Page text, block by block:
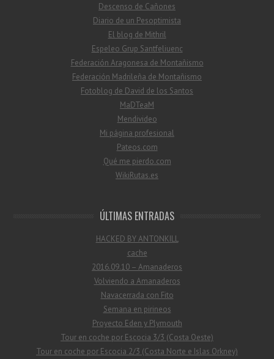
Descenso de Cañones
Diario de un Pesoptimista
El blog de Mithril
Espeleo Grup Santfeliuenc
Federación Aragonesa de Montañismo
Federación Madrileña de Montañismo
Fotoblog de David de los Santos
MaDTeaM
Mendivideo
Mi página profesional
Pateos.com
Qué me pierdo.com
WikiRutas.es
ÚLTIMAS ENTRADAS
HACKED BY ANTONKILL
cache
2016.09.10 – Amanaderos
Volviendo a Amanaderos
Navacerrada con Fito
Semana en pirineos
Proyecto Eden y Plymouth
Tour en coche por Escocia 3/3 (Costa Oeste)
Tour en coche por Escocia 2/3 (Costa Norte e Islas Orkney)